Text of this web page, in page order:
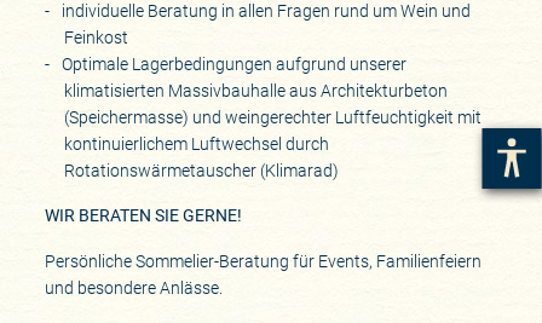
individuelle Beratung in allen Fragen rund um Wein und
Feinkost
Optimale Lagerbedingungen aufgrund unserer
klimatisierten Massivbauhalle aus Architekturbeton
(Speichermasse) und weingerechter Luftfeuchtigkeit mit
kontinuierlichem Luftwechsel durch
Rotationswärmetauscher (Klimarad)
WIR BERATEN SIE GERNE!
Persönliche Sommelier-Beratung für Events, Familienfeiern
und besondere Anlässe.